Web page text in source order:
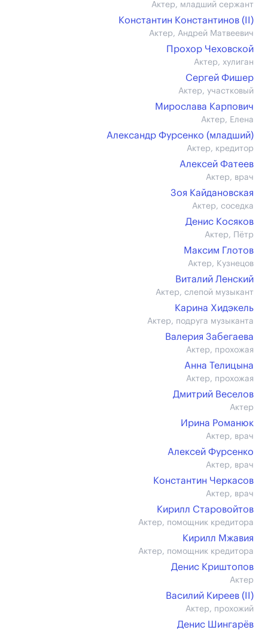
Актер, младший сержант
Константин Константинов (II)
Актер, Андрей Матвеевич
Прохор Чеховской
Актер, хулиган
Сергей Фишер
Актер, участковый
Мирослава Карпович
Актер, Елена
Александр Фурсенко (младший)
Актер, кредитор
Алексей Фатеев
Актер, врач
Зоя Кайдановская
Актер, соседка
Денис Косяков
Актер, Пётр
Максим Глотов
Актер, Кузнецов
Виталий Ленский
Актер, слепой музыкант
Карина Хидэкель
Актер, подруга музыканта
Валерия Забегаева
Актер, прохожая
Анна Телицына
Актер, прохожая
Дмитрий Веселов
Актер
Ирина Романюк
Актер, врач
Алексей Фурсенко
Актер, врач
Константин Черкасов
Актер, врач
Кирилл Старовойтов
Актер, помощник кредитора
Кирилл Мжавия
Актер, помощник кредитора
Денис Криштопов
Актер
Василий Киреев (II)
Актер, прохожий
Денис Шингарёв